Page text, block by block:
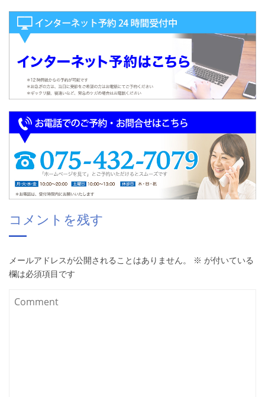
コメントを残す
メールアドレスが公開されることはありません。 ※ が付いている
欄は必須項目です